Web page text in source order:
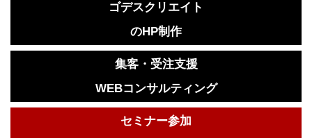
ゴデスクリエイト
のHP制作
集客・受注支援
WEBコンサルティング
セミナー参加